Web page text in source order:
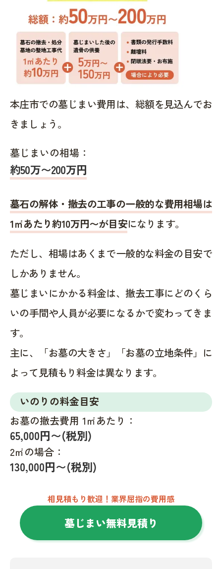
本庄市での墓じまい費用は、総額を見込んでお
きましょう。
墓じまいの相場：
約50万〜200万円
墓石の解体・撤去の工事の一般的な費用相場は
1㎡あたり約10万円〜が目安になります。
ただし、相場はあくまで一般的な料金の目安で
しかありません。
墓じまいにかかる料金は、撤去工事にどのくら
いの手間や人員が必要になるかで変わってきま
す。
主に、「お墓の大きさ」「お墓の立地条件」に
よって見積もり料金は異なります。
いのりの料金目安
お墓の撤去費用 1㎡あたり：
65,000円〜(税別)
2㎡の場合：
130,000円〜(税別)
相見積もり歓迎！業界屈指の費用感
墓じまい無料見積り